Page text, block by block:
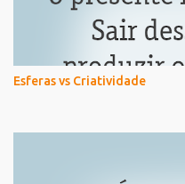
Esferas vs Criatividade